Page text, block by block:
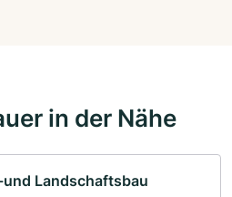
in der Nähe
und Landschaftsbau